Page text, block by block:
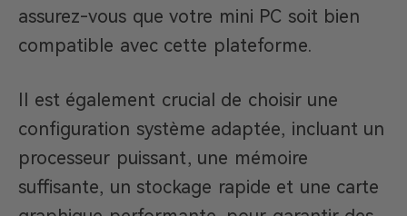
assurez-vous que votre mini PC soit bien
compatible avec cette plateforme.
Il est également crucial de choisir une
configuration système adaptée, incluant un
processeur puissant, une mémoire
suffisante, un stockage rapide et une carte